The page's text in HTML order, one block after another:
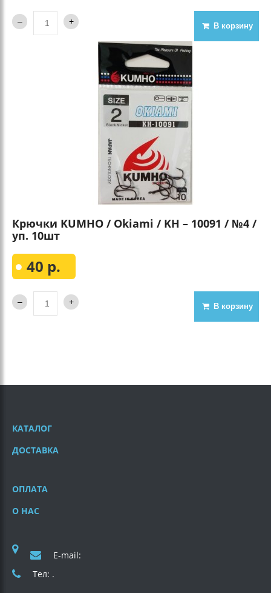
В корзину
Крючки KUMHO / Okiami / KH – 10091 / №4 /
уп. 10шт
40 р.
В корзину
КАТАЛОГ
ДОСТАВКА
ОПЛАТА
О НАС
E-mail:
Тел: .